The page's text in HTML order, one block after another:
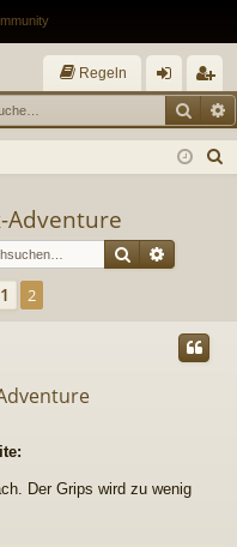
Regeln
m
eg
ist
Adventure
Suche
Vorherige
1 2
Der Grips wird zu wenig